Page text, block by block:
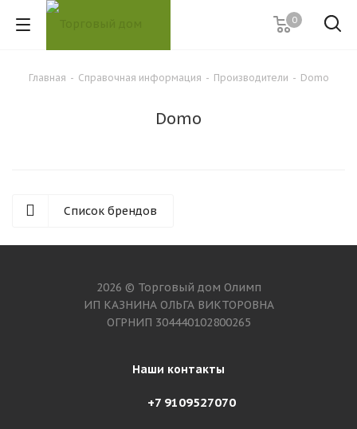
0
Главная - Справочная информация - Производители - Domo
Domo
Список брендов
2026 © Торговый дом Олимп
ИП КАЗНИНА ОЛЬГА ВИКТОРОВНА
ОГРНИП 304440102800265
Наши контакты
+7 9109527070